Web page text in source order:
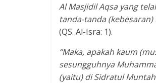
Al Masjidil Aqsa yang
tanda-tanda
(QS. Al-Isra: 1).
“Maka, apakah kaum
sesungguhnya
(yaitu) di Sidratul